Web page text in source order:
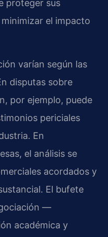
proteger sus
el impacto
varían según las
disputas sobre
por ejemplo, puede
periciales
En
el análisis se
acordados y
El bufete
—
académica y